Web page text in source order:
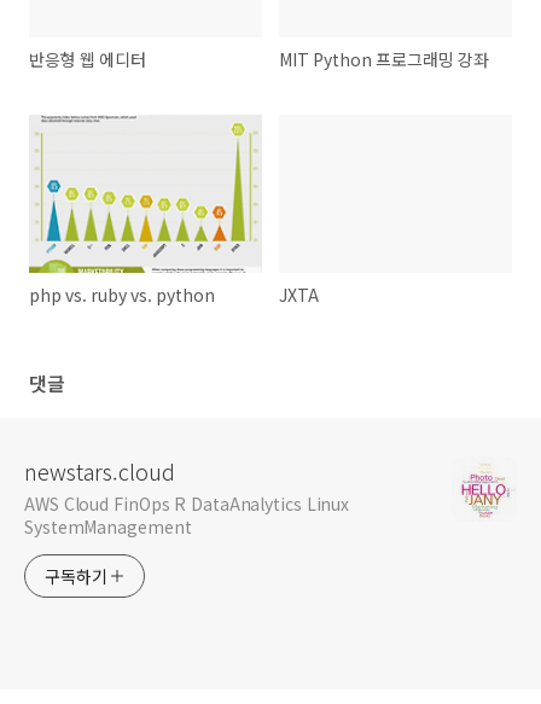
반응형 웹 에디터 MIT Python 프로그래밍 강좌
php vs. ruby vs. python JXTA
댓글
newstars.cloud
AWS Cloud FinOps R DataAnalytics Linux
SystemManagement
구독하기